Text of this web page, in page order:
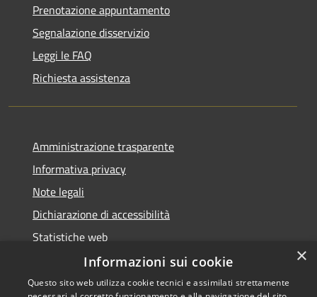
Prenotazione appuntamento
Segnalazione disservizio
Leggi le FAQ
Richiesta assistenza
Amministrazione trasparente
Informativa privacy
Note legali
Dichiarazione di accessibilità
Statistiche web
×
Informazioni sui cookie
Questo sito web utilizza cookie tecnici e assimilati strettamente